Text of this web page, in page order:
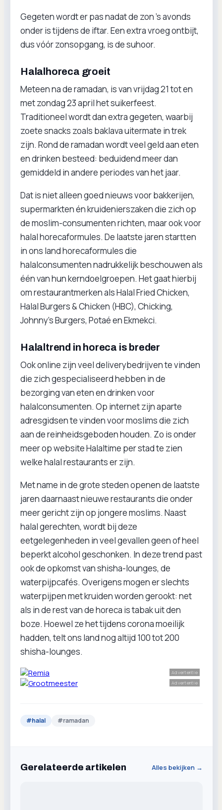
Gegeten wordt er pas nadat de zon 's avonds
onder is tijdens de iftar. Een extra vroeg ontbijt,
dus vóór zonsopgang, is de suhoor.
Halalhoreca groeit
Meteen na de ramadan, is van vrijdag 21 tot en
met zondag 23 april het suikerfeest.
Traditioneel wordt dan extra gegeten, waarbij
zoete snacks zoals baklava uitermate in trek
zijn. Rond de ramadan wordt veel geld aan eten
en drinken besteed: beduidend meer dan
gemiddeld in andere periodes van het jaar.
Dat is niet alleen goed nieuws voor bakkerijen,
supermarkten én kruidenierszaken die zich op
de moslim-consumenten richten, maar ook voor
halal horecaformules. De laatste jaren startten
in ons land horecaformules die
halalconsumenten nadrukkelijk beschouwen als
één van hun kerndoelgroepen. Het gaat hierbij
om restaurantmerken als Halal Fried Chicken,
Halal Burgers & Chicken (HBC), Chicking,
Johnny’s Burgers, Potaé en Ekmekci.
Halaltrend in horeca is breder
Ook online zijn veel deliverybedrijven te vinden
die zich gespecialiseerd hebben in de
bezorging van eten en drinken voor
halalconsumenten. Op internet zijn aparte
adresgidsen te vinden voor moslims die zich
aan de reinheidsgeboden houden. Zo is onder
meer op website Halaltime per stad te zien
welke halal restaurants er zijn.
Met name in de grote steden openen de laatste
jaren daarnaast nieuwe restaurants die onder
meer gericht zijn op jongere moslims. Naast
halal gerechten, wordt bij deze
eetgelegenheden in veel gevallen geen of heel
beperkt alcohol geschonken. In deze trend past
ook de opkomst van shisha-lounges, de
waterpijpcafés. Overigens mogen er slechts
waterpijpen met kruiden worden gerookt: net
als in de rest van de horeca is tabak uit den
boze. Hoewel ze het tijdens corona moeilijk
hadden, telt ons land nog altijd 100 tot 200
shisha-lounges.
Advertentie
Advertentie
#halal #ramadan
Gerelateerde artikelen Alles bekijken →